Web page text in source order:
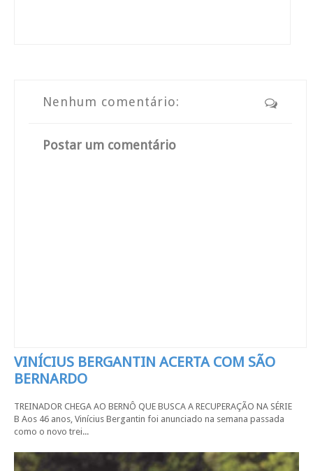
Nenhum comentário:
Postar um comentário
VINÍCIUS BERGANTIN ACERTA COM SÃO
BERNARDO
TREINADOR CHEGA AO BERNÔ QUE BUSCA A RECUPERAÇÃO NA SÉRIE
B Aos 46 anos, Vinícius Bergantin foi anunciado na semana passada
como o novo trei...